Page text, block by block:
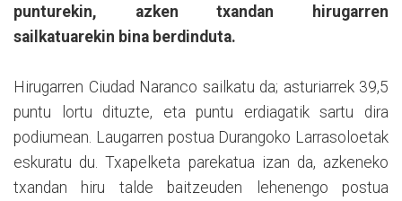
punturekin, azken txandan hirugarren
sailkatuarekin bina berdinduta.
Hirugarren Ciudad Naranco sailkatu da; asturiarrek 39,5
puntu lortu dituzte, eta puntu erdiagatik sartu dira
podiumean. Laugarren postua Durangoko Larrasoloetak
eskuratu du. Txapelketa parekatua izan da, azkeneko
txandan hiru talde baitzeuden lehenengo postua